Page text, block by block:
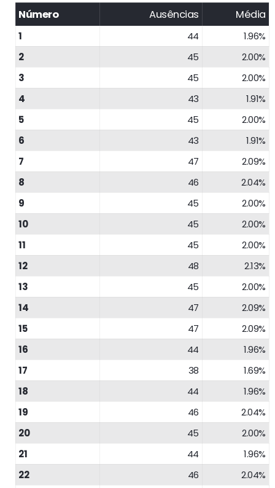
Número Ausências Média
1 44
1.96%
2
45
2.00%
3
45
2.00%
4
43
1.91%
5
45
2.00%
6
43
1.91%
7
47
2.09%
8
46
2.04%
9
45
2.00%
10
45
2.00%
11
45
2.00%
12
48
2.13%
13
45
2.00%
14
47
2.09%
15
47
2.09%
16
44
1.96%
17
38
1.69%
18
44
1.96%
19
46
2.04%
20
45
2.00%
21
44
1.96%
22
46
2.04%